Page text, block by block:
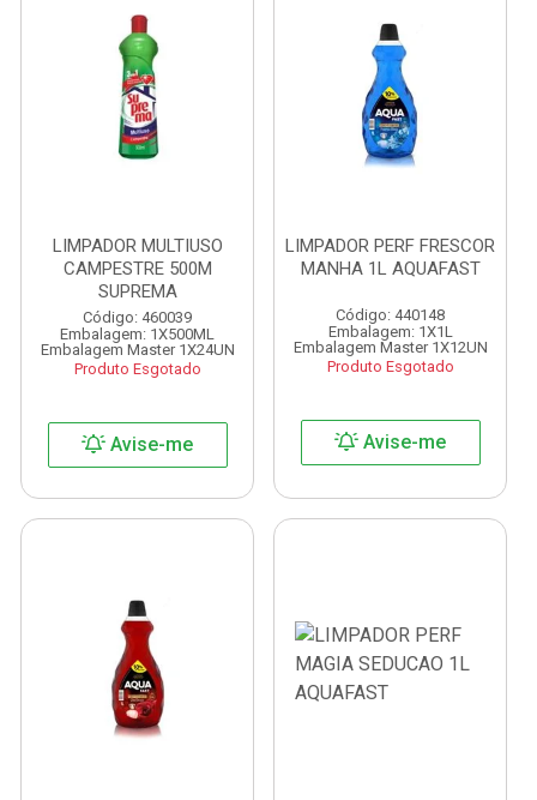
LIMPADOR MULTIUSO
CAMPESTRE 500M
SUPREMA
Código: 460039
Embalagem: 1X500ML
Embalagem Master 1X24UN
Produto Esgotado
Avise-me
LIMPADOR PERF FRESCOR
MANHA 1L AQUAFAST
Código: 440148
Embalagem: 1X1L
Embalagem Master 1X12UN
Produto Esgotado
Avise-me